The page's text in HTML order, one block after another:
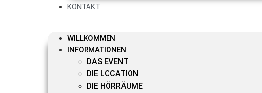
KONTAKT
WILLKOMMEN
INFORMATIONEN
DAS EVENT
DIE LOCATION
DIE HÖRRÄUME